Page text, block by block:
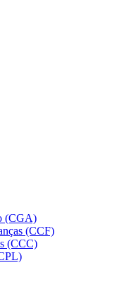
(CGA)
(CCF)
(CCC)